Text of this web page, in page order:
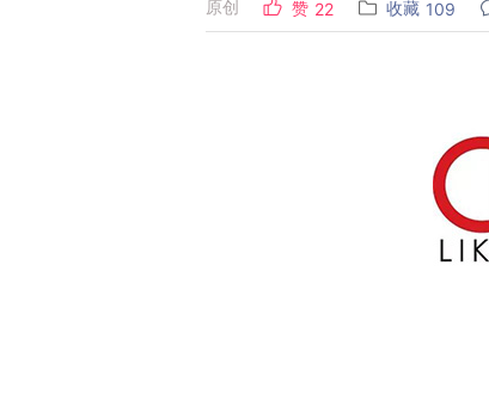
原创 赞 22 收藏 109